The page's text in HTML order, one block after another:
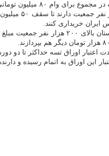
اوراق تسه حداكثر تا دو
اوراق به اتمام رسیده و